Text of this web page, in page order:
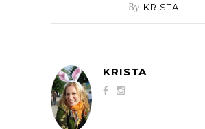
By KRISTA
KRISTA